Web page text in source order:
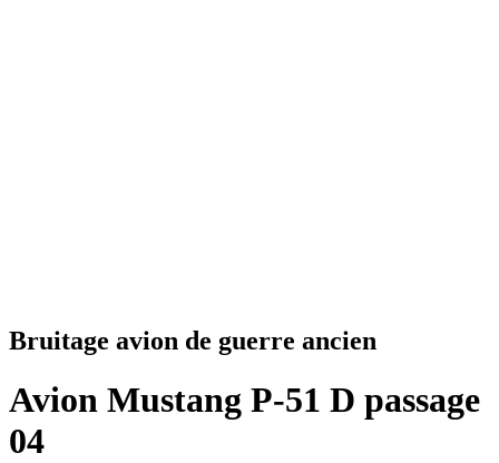
Bruitage avion de guerre ancien
Avion Mustang P-51 D passage
04